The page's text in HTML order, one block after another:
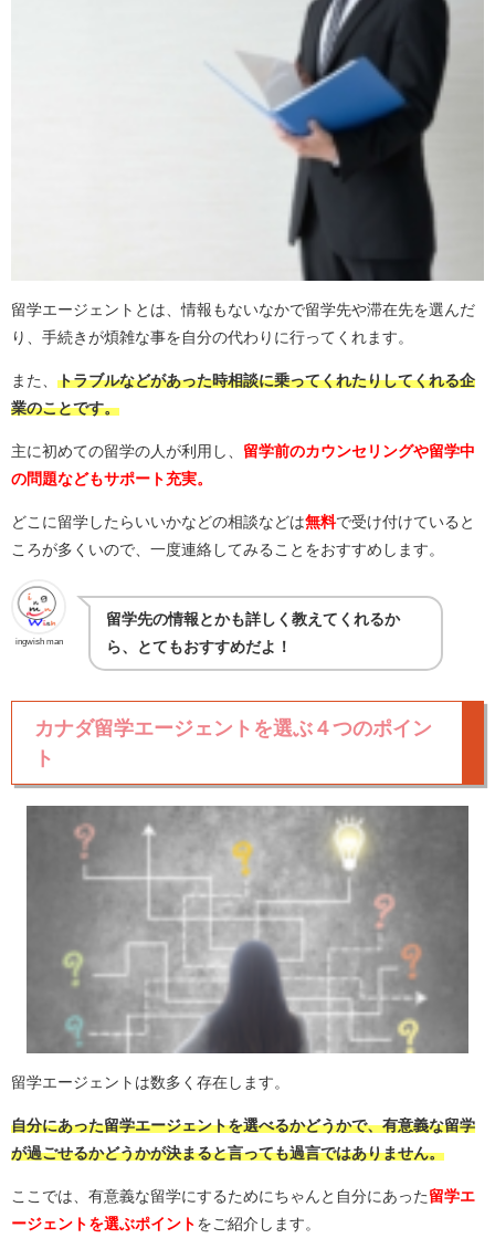
留学エージェントとは、情報もないなかで留学先や滞在先を選んだ
り、手続きが煩雑な事を自分の代わりに行ってくれます。
また、 トラブルなどがあった時相談に乗ってくれたりしてくれる企
業のことです。
主に初めての留学の人が利用し、 留学前のカウンセリングや留学中
の問題などもサポート充実。
どこに留学したらいいかなどの相談などは無料で受け付けていると
ころが多くいので、一度連絡してみることをおすすめします。
ingwish man
留学先の情報とかも詳しく教えてくれるか
ら、とてもおすすめだよ！
カナダ留学エージェントを選ぶ４つのポイン
ト
留学エージェントは数多く存在します。
自分にあった留学エージェントを選べるかどうかで、有意義な留学
が過ごせるかどうかが決まると言っても過言ではありません。
ここでは、有意義な留学にするためにちゃんと自分にあった 留学エ
ージェントを選ぶポイント をご紹介します。